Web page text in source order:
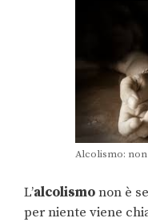
Alcolismo: non
L’alcolismonon è
per niente viene